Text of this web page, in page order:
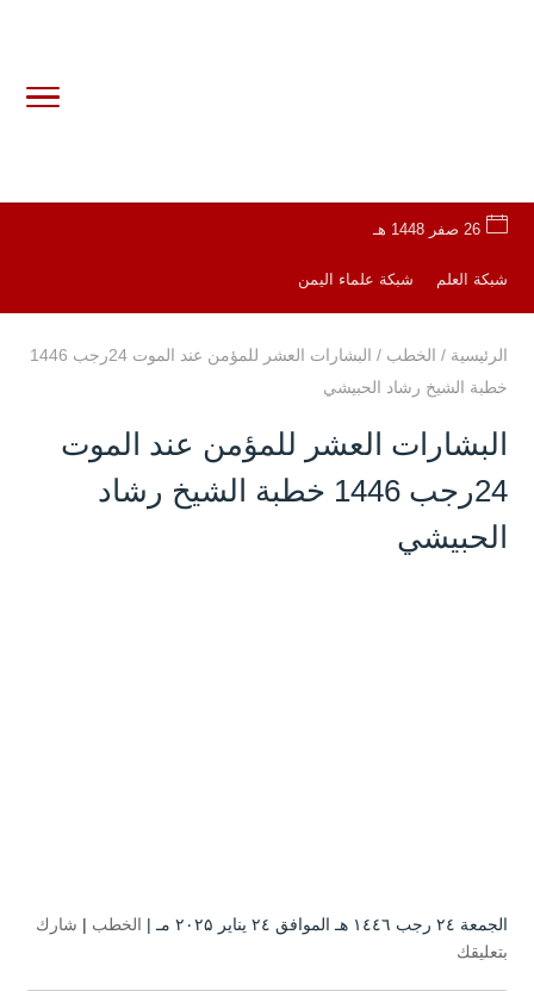
26 صفر 1448 هـ
شبكة العلم شبكة علماء اليمن
الرئيسية / الخطب /
البشارات العشر للمؤمن عند الموت 24رجب 1446
خطبة الشيخ رشاد الحبيشي
البشارات العشر للمؤمن عند الموت
24رجب 1446 خطبة الشيخ رشاد
الحبيشي
الجمعة ۲٤ رجب ۱٤٤٦ هـ الموافق ۲٤ يناير ۲۰۲۵ مـ | الخطب | شارك
بتعليقك